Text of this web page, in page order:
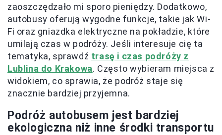
zaoszczędzało mi sporo pieniędzy. Dodatkowo,
autobusy oferują wygodne funkcje, takie jak Wi-
Fi oraz gniazdka elektryczne na pokładzie, które
umilają czas w podróży. Jeśli interesuje cię ta
tematyka, sprawdź trasę i czas podróży z
Lublina do Krakowa. Często wybieram miejsca z
widokiem, co sprawia, że podróż staje się
znacznie bardziej przyjemna.
Podróż autobusem jest bardziej
ekologiczna niż inne środki transportu